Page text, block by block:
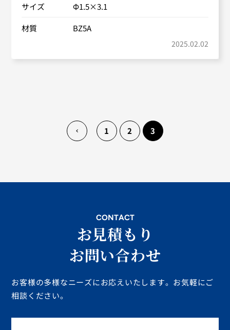
サイズ
Φ1.5×3.1
材質
BZ5A
2025.02.02
« 1 2 3
CONTACT
お見積もり
お問い合わせ
お客様の多様なニーズにお応えいたします。お気軽にご
相談ください。